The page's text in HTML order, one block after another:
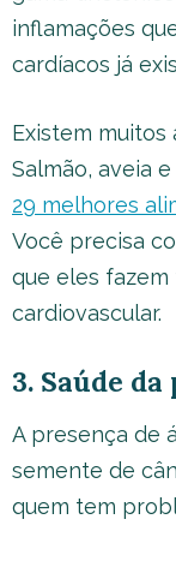
inflamações
cardíacos já
Existem muitos
Salmão, aveia
29 melhores
Você precisa
que eles fazem
cardiovascular.
3. Saúde da
A presença de
semente de
quem tem